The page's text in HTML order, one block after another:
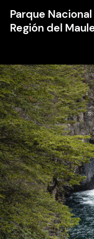
Parque
Región del